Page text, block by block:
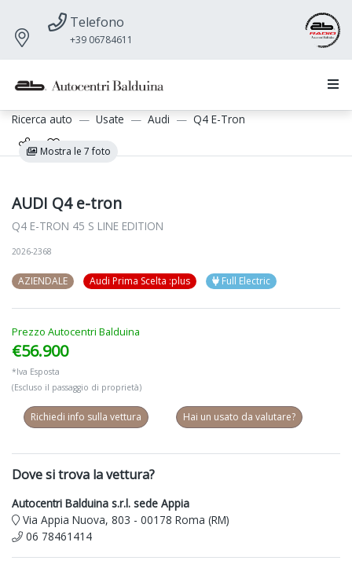
Telefono
+39 06784611
Ricerca auto Usate Audi Q4 E-Tron
Mostra le 7 foto
AUDI Q4 e-tron
Q4 E-TRON 45 S LINE EDITION
2026-2368
AZIENDALE Audi Prima Scelta :plus Full Electric
Prezzo Autocentri Balduina
€56.900
*Iva Esposta
(Escluso il passaggio di proprietà)
Richiedi info sulla vettura Hai un usato da valutare?
Dove si trova la vettura?
Autocentri Balduina s.r.l. sede Appia
Via Appia Nuova, 803 - 00178 Roma (RM)
06 78461414